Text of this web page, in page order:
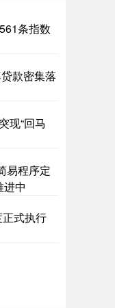
条指数
款密集落
现“回马
易程序定
中
正式执行